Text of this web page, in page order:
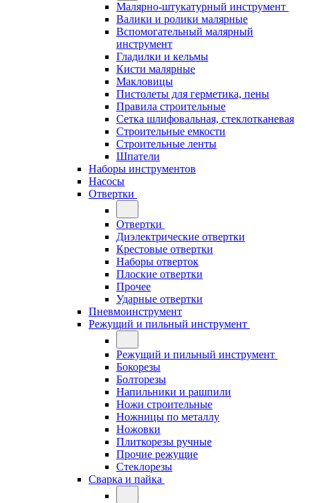
Малярно-штукатурный инструмент
Валики и ролики малярные
Вспомогательный малярный
инструмент
Гладилки и кельмы
Кисти малярные
Макловицы
Пистолеты для герметика, пены
Правила строительные
Сетка шлифовальная, стеклотканевая
Строительные емкости
Строительные ленты
Шпатели
Наборы инструментов
Насосы
Отвертки
Отвертки
Диэлектрические отвертки
Крестовые отвертки
Наборы отверток
Плоские отвертки
Прочее
Ударные отвертки
Пневмоинструмент
Режущий и пильный инструмент
Режущий и пильный инструмент
Бокорезы
Болторезы
Напильники и рашпили
Ножи строительные
Ножницы по металлу
Ножовки
Плиткорезы ручные
Прочие режущие
Стеклорезы
Сварка и пайка